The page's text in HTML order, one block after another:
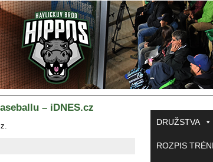
– iDNES.cz
DRUŽSTVA
ROZPIS